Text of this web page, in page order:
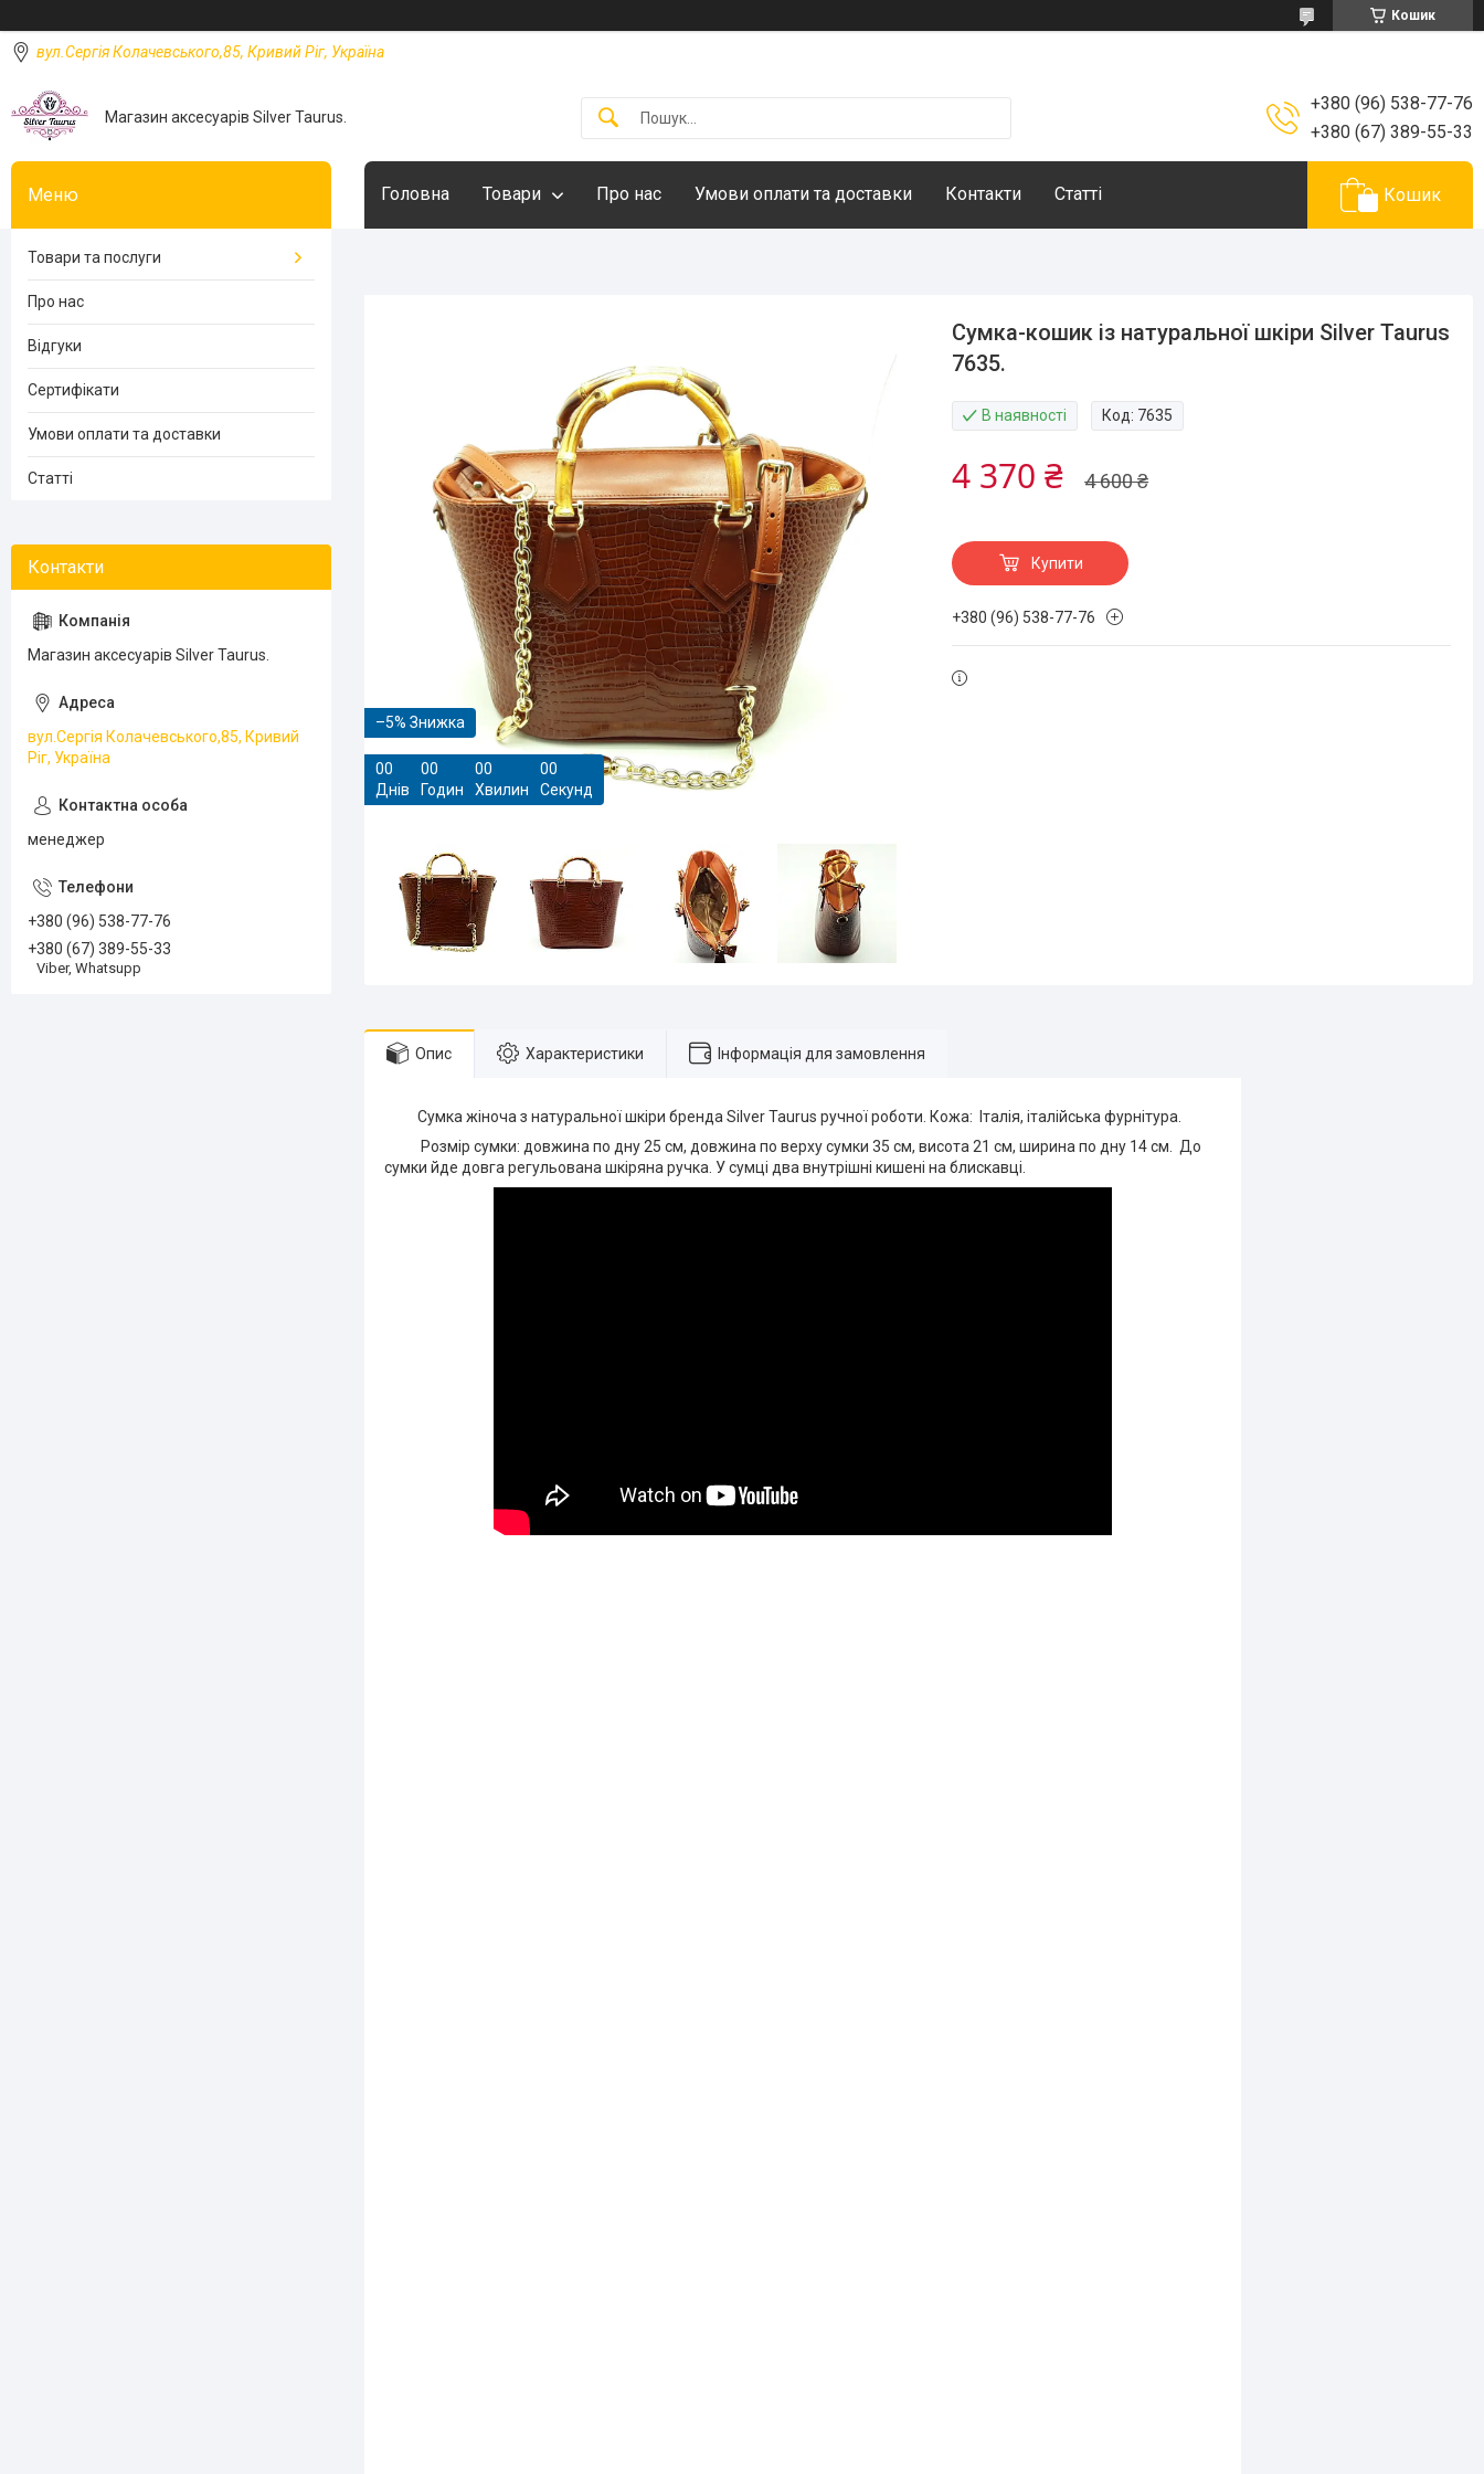
Кошик
вул.Сергія Колачевського,85, Кривий Ріг, Україна
Магазин аксесуарів Silver Taurus.
+380 (96) 538-77-76
+380 (67) 389-55-33
Головна Товари Про нас Умови оплати та доставки Контакти Статті Кошик
–5%
00
Днів
00
Годин
00
Хвилин
00
Секунд
Сумка-кошик із натуральної шкіри Silver Taurus
7635.
В наявності Код: 7635
4 600 ₴
4 370 ₴
Купити
+380 (96) 538-77-76
Опис Характеристики Інформація для замовлення
Сумка жіноча з натуральної шкіри бренда Silver Taurus ручної роботи. Кожа: Італія, італійська фурнітура.
Розмір сумки: довжина по дну 25 см, довжина по верху сумки 35 см, висота 21 см, ширина по дну 14 см. До
сумки йде довга регульована шкіряна ручка. У сумці два внутрішні кишені на блискавці.
Товари та послуги
Про нас
Відгуки
Сертифікати
Умови оплати та доставки
Статті
Магазин аксесуарів Silver Taurus.
вул.Сергія Колачевського,85, Кривий
Ріг, Україна
менеджер
+380 (96) 538-77-76
+380 (67) 389-55-33
Viber, Whatsupp